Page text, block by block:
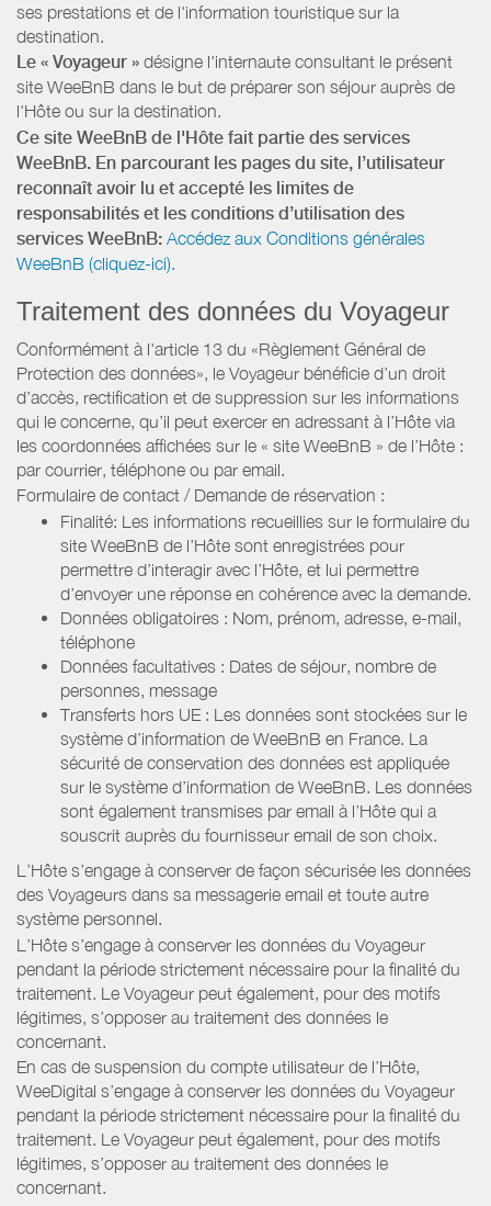
ses prestations et de l'information touristique sur la
destination.
Le « Voyageur » désigne l'internaute consultant le présent
site WeeBnB dans le but de préparer son séjour auprès de
l'Hôte ou sur la destination.
Ce site WeeBnB de l'Hôte fait partie des services
WeeBnB. En parcourant les pages du site, l’utilisateur
reconnaît avoir lu et accepté les limites de
responsabilités et les conditions d’utilisation des
services WeeBnB: Accédez aux Conditions générales
WeeBnB (cliquez-ici).
Traitement des données du Voyageur
Conformément à l'article 13 du «Règlement Général de
Protection des données», le Voyageur bénéficie d’un droit
d’accès, rectification et de suppression sur les informations
qui le concerne, qu’il peut exercer en adressant à l’Hôte via
les coordonnées affichées sur le « site WeeBnB » de l’Hôte :
par courrier, téléphone ou par email.
Formulaire de contact / Demande de réservation :
Finalité: Les informations recueillies sur le formulaire du
site WeeBnB de l’Hôte sont enregistrées pour
permettre d’interagir avec l’Hôte, et lui permettre
d’envoyer une réponse en cohérence avec la demande.
Données obligatoires : Nom, prénom, adresse, e-mail,
téléphone
Données facultatives : Dates de séjour, nombre de
personnes, message
Transferts hors UE : Les données sont stockées sur le
système d’information de WeeBnB en France. La
sécurité de conservation des données est appliquée
sur le système d’information de WeeBnB. Les données
sont également transmises par email à l’Hôte qui a
souscrit auprès du fournisseur email de son choix.
L’Hôte s’engage à conserver de façon sécurisée les données
des Voyageurs dans sa messagerie email et toute autre
système personnel.
L’Hôte s’engage à conserver les données du Voyageur
pendant la période strictement nécessaire pour la finalité du
traitement. Le Voyageur peut également, pour des motifs
légitimes, s’opposer au traitement des données le
concernant.
En cas de suspension du compte utilisateur de l’Hôte,
WeeDigital s’engage à conserver les données du Voyageur
pendant la période strictement nécessaire pour la finalité du
traitement. Le Voyageur peut également, pour des motifs
légitimes, s’opposer au traitement des données le
concernant.